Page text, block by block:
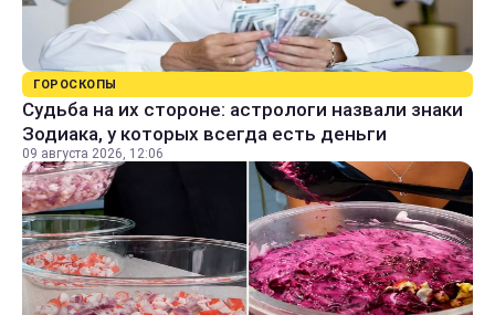
ГОРОСКОПЫ
Судьба на их стороне: астрологи назвали знаки
Зодиака, у которых всегда есть деньги
09 августа 2026, 12:06